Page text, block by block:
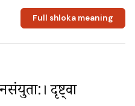
Full shloka meaning
दृष्ट्वा